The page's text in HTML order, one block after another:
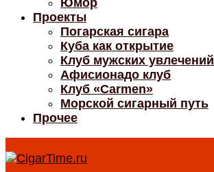
Юмор
Проекты
Погарская сигара
Куба как открытие
Клуб мужских увлечений
Афисионадо клуб
Клуб «Carmen»
Морской сигарный путь
Прочее